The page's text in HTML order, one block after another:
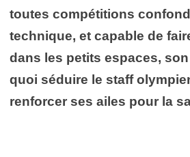
toutes compétitions
technique, et capable de
dans les petits espaces,
quoi séduire le staff
renforcer ses ailes pour la